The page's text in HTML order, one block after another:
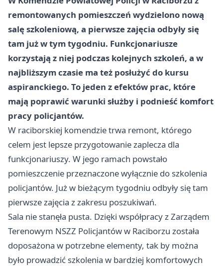
remontowanych pomieszczeń wydzielono nową
salę szkoleniową, a pierwsze zajęcia odbyły się
tam już w tym tygodniu. Funkcjonariusze
korzystają z niej podczas kolejnych szkoleń, a w
najbliższym czasie ma też posłużyć do kursu
aspiranckiego. To jeden z efektów prac, które
mają poprawić warunki służby i podnieść komfort
pracy policjantów.
W raciborskiej komendzie trwa remont, którego
celem jest lepsze przygotowanie zaplecza dla
funkcjonariuszy. W jego ramach powstało
pomieszczenie przeznaczone wyłącznie do szkolenia
policjantów. Już w bieżącym tygodniu odbyły się tam
pierwsze zajęcia z zakresu poszukiwań.
Sala nie stanęła pusta. Dzięki współpracy z Zarządem
Terenowym NSZZ Policjantów w Raciborzu została
doposażona w potrzebne elementy, tak by można
było prowadzić szkolenia w bardziej komfortowych